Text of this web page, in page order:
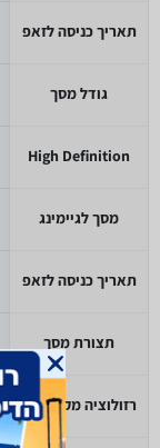
תאריך כניסה לזאפ
גודל מסך
High Definition
מסך לגיימינג
תאריך כניסה לזאפ
תצורת מסך
רזולוציה מקסימלית